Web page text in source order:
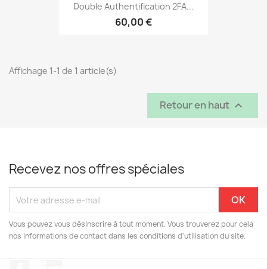
Double Authentification 2FA...
60,00 €
Affichage 1-1 de 1 article(s)
Retour en haut 
Recevez nos offres spéciales
Vous pouvez vous désinscrire à tout moment. Vous trouverez pour cela
nos informations de contact dans les conditions d'utilisation du site.